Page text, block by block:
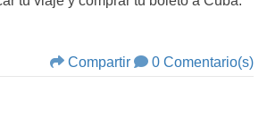
Compartir 0 Comentario(s)